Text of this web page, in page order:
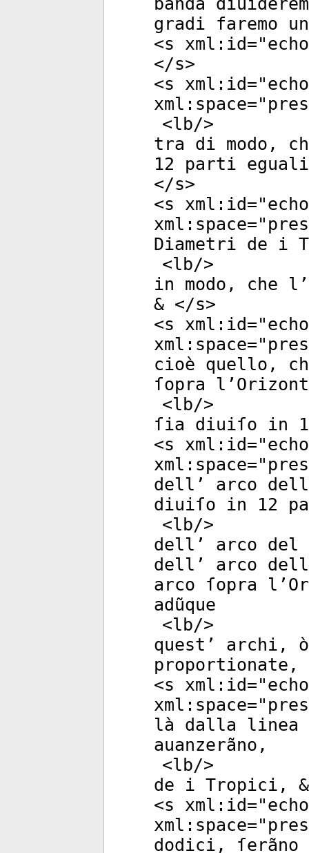
gradi faremo
<s xml:id="
</s>
<s xml:id="
xml:space="
<lb/>
tra di modo,
12 parti
</s>
<s xml:id="
xml:space="
Diametri de i
<lb/>
in modo, che
& </s>
<s xml:id="
xml:space="
cioè quello,
ſopra
<lb/>
ſia diuiſo in
<s xml:id="
xml:space="
dell’ arco
diuiſo in 12
<lb/>
dell’ arco del
dell’ arco
arco ſopra
adũque
<lb/>
quest’ archi,
proportionate,
<s xml:id="
xml:space="
là dalla linea
auanzerãno,
<lb/>
de i Tropici,
<s xml:id="
xml:space="
dodici,